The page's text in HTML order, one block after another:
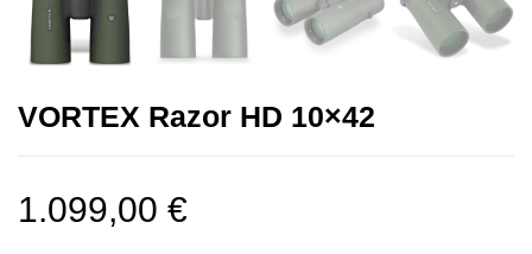
VORTEX Razor HD 10×42
1.099,00 €